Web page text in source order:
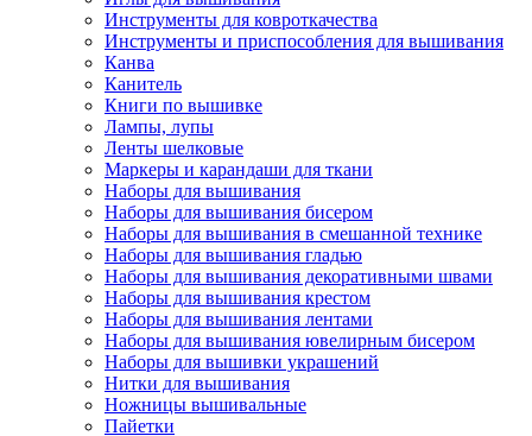
Инструменты для ковроткачества
Инструменты и приспособления для вышивания
Канва
Канитель
Книги по вышивке
Лампы, лупы
Ленты шелковые
Маркеры и карандаши для ткани
Наборы для вышивания
Наборы для вышивания бисером
Наборы для вышивания в смешанной технике
Наборы для вышивания гладью
Наборы для вышивания декоративными швами
Наборы для вышивания крестом
Наборы для вышивания лентами
Наборы для вышивания ювелирным бисером
Наборы для вышивки украшений
Нитки для вышивания
Ножницы вышивальные
Пайетки